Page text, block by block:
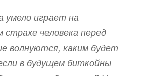
умело играет на
страхе человека перед
волнуются, каким будет
в будущем биткойны